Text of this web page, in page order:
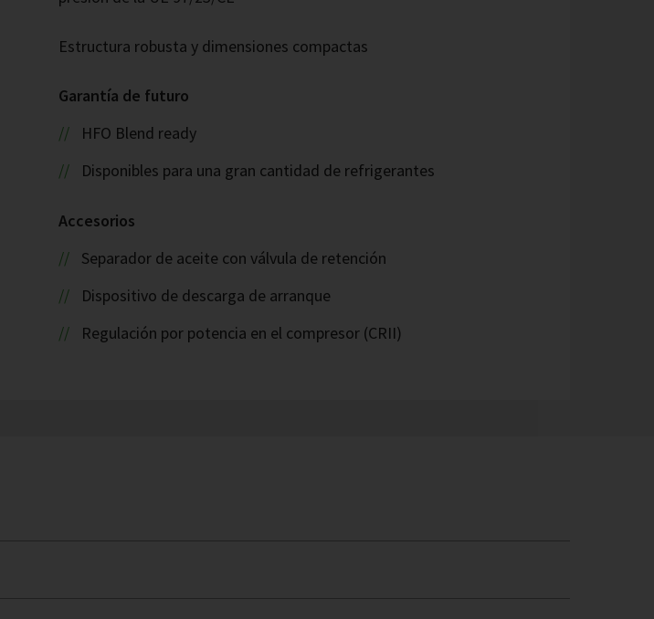
Estructura robusta y dimensiones compactas
Garantía de futuro
HFO Blend ready
Disponibles para una gran cantidad de refrigerantes
Accesorios
Separador de aceite con válvula de retención
Dispositivo de descarga de arranque
Regulación por potencia en el compresor (CRII)